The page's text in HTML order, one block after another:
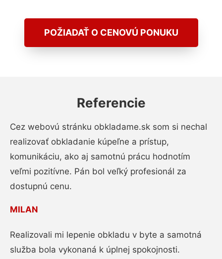
POŽIADAŤ O CENOVÚ PONUKU
Referencie
Cez webovú stránku obkladame.sk som si nechal
realizovať obkladanie kúpeľne a prístup,
komunikáciu, ako aj samotnú prácu hodnotím
veľmi pozitívne. Pán bol veľký profesionál za
dostupnú cenu.
MILAN
Realizovali mi lepenie obkladu v byte a samotná
služba bola vykonaná k úplnej spokojnosti.